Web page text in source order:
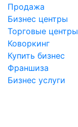
Продажа
Бизнес центры
Торговые центры
Коворкинг
Купить бизнес
Франшиза
Бизнес услуги